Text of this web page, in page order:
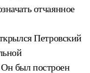
отчаянное
Петровский
был построен